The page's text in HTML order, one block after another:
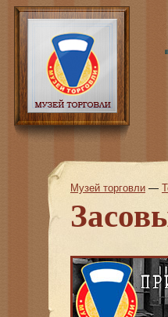
Музей торговли —